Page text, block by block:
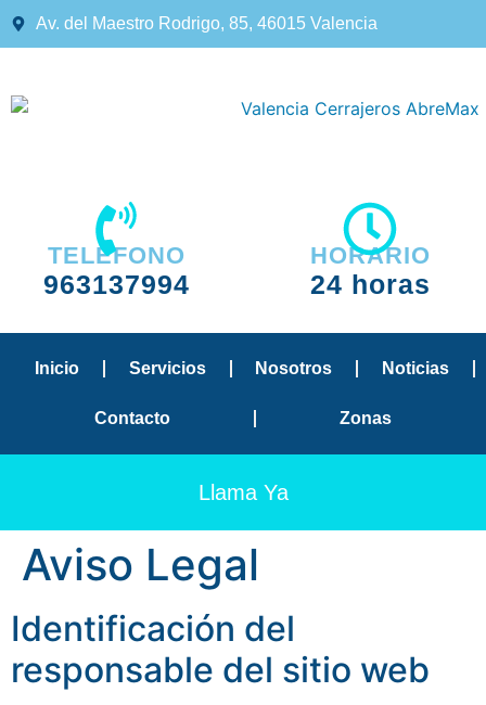
Av. del Maestro Rodrigo, 85, 46015 Valencia
TELÉFONO
963137994
HORARIO
24 horas
Inicio Servicios Nosotros Noticias
Contacto Zonas
Llama Ya
Aviso Legal
Identificación del
responsable del sitio web